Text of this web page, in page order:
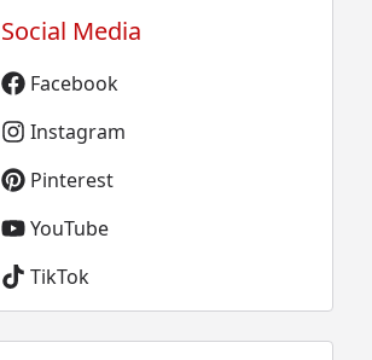
Social Media
Facebook
Instagram
Pinterest
YouTube
TikTok